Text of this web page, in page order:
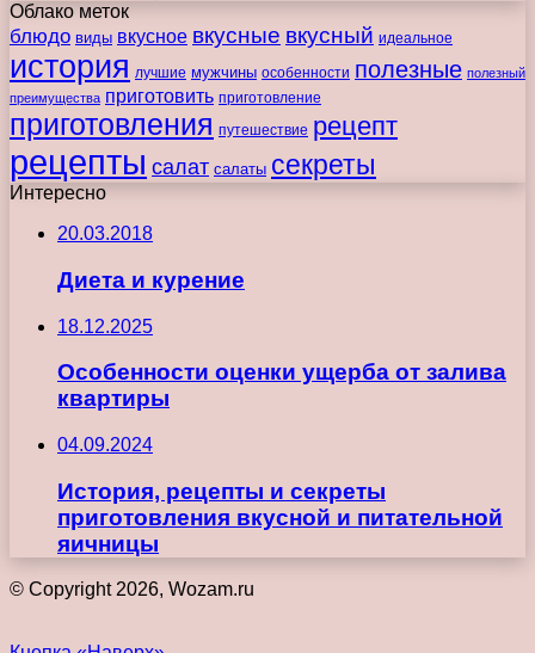
Облако меток
блюдо виды вкусное вкусные вкусный идеальное
история лучшие мужчины особенности полезные полезный
преимущества приготовить приготовление
приготовления путешествие рецепт
рецепты салат салаты секреты
Интересно
20.03.2018
Диета и курение
18.12.2025
Особенности оценки ущерба от залива
квартиры
04.09.2024
История, рецепты и секреты
приготовления вкусной и питательной
яичницы
© Copyright 2026, Wozam.ru